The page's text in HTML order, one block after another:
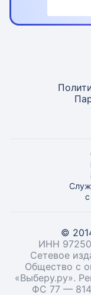
©
ИНН
Сетевое
Общество с
«Выберу.ру».
ФС 77 —